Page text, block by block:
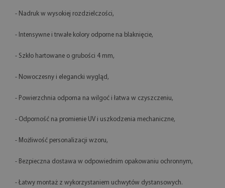
- Nadruk w wysokiej rozdzielczości,
- Intensywne i trwałe kolory odporne na blaknięcie,
- Szkło hartowane o grubości 4 mm,
- Nowoczesny i elegancki wygląd,
- Powierzchnia odporna na wilgoć i łatwa w czyszczeniu,
- Odporność na promienie UV i uszkodzenia mechaniczne,
- Możliwość personalizacji wzoru,
- Bezpieczna dostawa w odpowiednim opakowaniu ochronnym,
- Łatwy montaż z wykorzystaniem uchwytów dystansowych.